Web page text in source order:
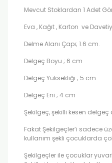
Mevcut Stoklardan 1 Adet
Eva , Kağıt , Karton ve
Delme Alanı Çapı; 1.6 cm.
Delgeç Boyu ; 6 cm
Delgeç Yüksekliği ; 5 cm
Delgeç Eni ; 4 cm
Şekilgeç, şekilli kesen
Fakat Şekilgeçler’i sadece
kullanım şekli çocuklarda
Şekilgeçler ile çocuklar